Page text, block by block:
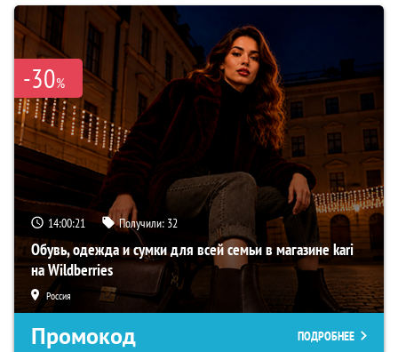
-30%
14:00:20 Получили: 32
Обувь, одежда и сумки для всей семьи в магазине kari
на Wildberries
Россия
Промокод ПОДРОБНЕЕ